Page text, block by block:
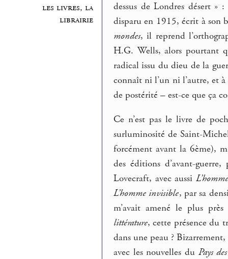
les livres, la
librairie
dessus de Londres désert
disparu en 1915, écrit à son
mondes, il reprend
H.G. Wells, alors pourtant
radical issu du dieu de la
connaît ni l’un ni l’autre, et
de postérité – est-ce que ça
Ce n’est pas le livre de
surluminosité de Saint-
forcément avant la 6ème),
des éditions d’avant-
Lovecraft, avec aussi
L’homme invisible, par sa
m’avait amené le plus
littérature, cette présence du
dans une peau ?
avec les nouvelles du Pays